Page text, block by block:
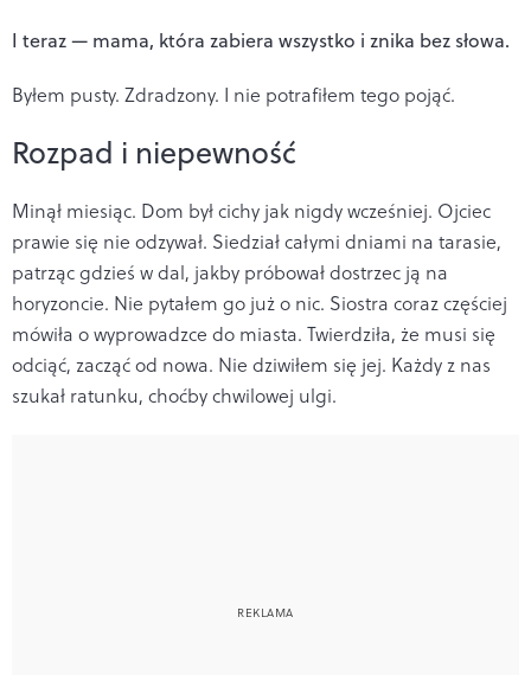
I teraz — mama, która zabiera wszystko i znika bez słowa.
Byłem pusty. Zdradzony. I nie potrafiłem tego pojąć.
Rozpad i niepewność
Minął miesiąc. Dom był cichy jak nigdy wcześniej. Ojciec
prawie się nie odzywał. Siedział całymi dniami na tarasie,
patrząc gdzieś w dal, jakby próbował dostrzec ją na
horyzoncie. Nie pytałem go już o nic. Siostra coraz częściej
mówiła o wyprowadzce do miasta. Twierdziła, że musi się
odciąć, zacząć od nowa. Nie dziwiłem się jej. Każdy z nas
szukał ratunku, choćby chwilowej ulgi.